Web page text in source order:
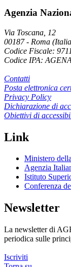
Agenzia
Via Toscana, 12
00187- Roma
Codice Fiscale:
Codice IPA:
Contatti
Posta elettronica
Privacy Policy
Dichiarazione di
Obiettivi di
Link
Ministero
Agenzia
Istituto
Conferenza
Newsletter
La newsletter di
periodica sulle
Iscriviti